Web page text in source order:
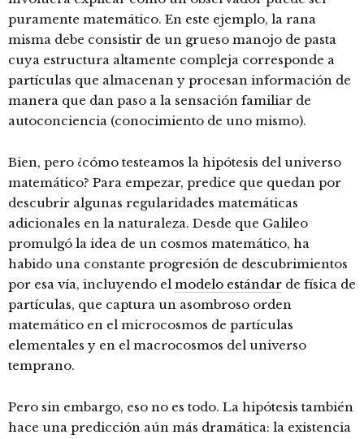
puramente matemático. En este ejemplo, la rana
misma debe consistir de un grueso manojo de pasta
cuya estructura altamente compleja corresponde a
partículas que almacenan y procesan información de
manera que dan paso a la sensación familiar de
autoconciencia (conocimiento de uno mismo).
Bien, pero ¿cómo testeamos la hipótesis del universo
matemático? Para empezar, predice que quedan por
descubrir algunas regularidades matemáticas
adicionales en la naturaleza. Desde que Galileo
promulgó la idea de un cosmos matemático, ha
habido una constante progresión de descubrimientos
por esa vía, incluyendo el modelo estándar de física de
partículas, que captura un asombroso orden
matemático en el microcosmos de partículas
elementales y en el macrocosmos del universo
temprano.
Pero sin embargo, eso no es todo. La hipótesis también
hace una predicción aún más dramática: la existencia